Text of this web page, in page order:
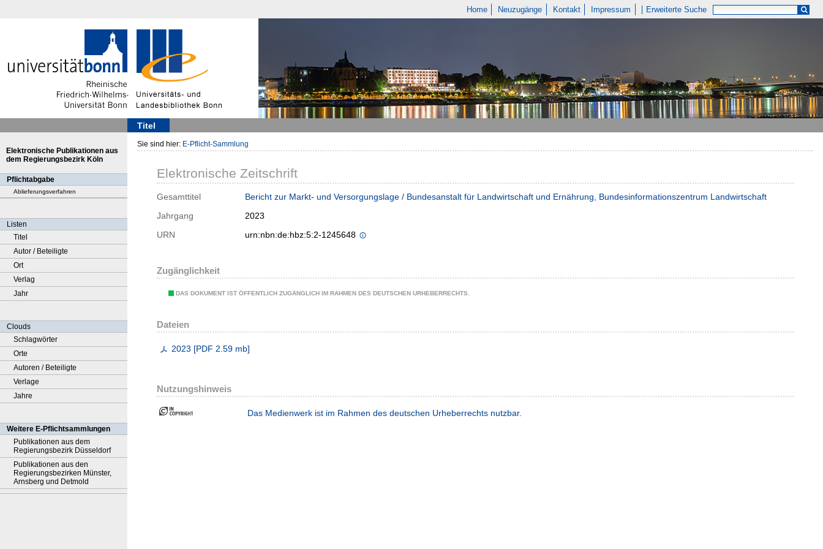
Home Neuzugänge Kontakt Impressum Erweiterte Suche
Titel
Elektronische Publikationen aus
dem Regierungsbezirk Köln
Pflichtabgabe
Ablieferungsverfahren
Listen
Titel
Autor / Beteiligte
Ort
Verlag
Jahr
Clouds
Schlagwörter
Orte
Autoren / Beteiligte
Verlage
Jahre
Weitere E-Pflichtsammlungen
Publikationen aus dem
Regierungsbezirk Düsseldorf
Publikationen aus den
Regierungsbezirken Münster,
Arnsberg und Detmold
Sie sind hier: E-Pflicht-Sammlung
Elektronische Zeitschrift
Gesamttitel
Bericht zur Markt- und Versorgungslage / Bundesanstalt für Landwirtschaft und Ernährung, Bundesinformationszentrum Landwirtschaft
Jahrgang
2023
URN
urn:nbn:de:hbz:5:2-1245648
Zugänglichkeit
DAS DOKUMENT IST ÖFFENTLICH ZUGÄNGLICH IM RAHMEN DES DEUTSCHEN URHEBERRECHTS.
Dateien
2023 [PDF 2.59 mb]
Nutzungshinweis
Das Medienwerk ist im Rahmen des deutschen Urheberrechts nutzbar.